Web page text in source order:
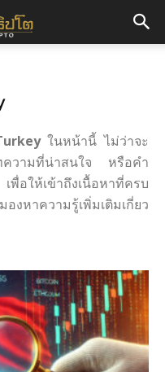
ในหน้านี้ ไม่ว่าจะ
วามที่น่าสนใจ หรือคำ
อให้เข้าถึงเนื้อหาที่ครบ
งหาความรู้เพิ่มเติมเกี่ยว